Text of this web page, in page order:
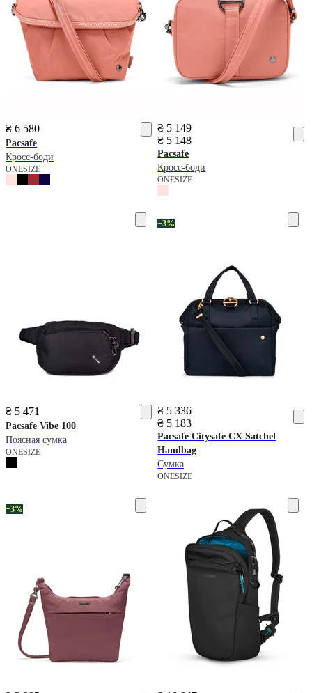
₴ 6 580
Pacsafe
Кросс-боди
ONESIZE
₴ 5 149
₴ 5 148
Pacsafe
Кросс-боди
ONESIZE
₴ 5 471
Pacsafe Vibe 100
Поясная сумка
ONESIZE
−3%
₴ 5 336
₴ 5 183
Pacsafe Citysafe CX Satchel
Handbag
Сумка
ONESIZE
−3%